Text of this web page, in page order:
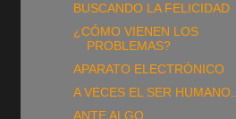
BUSCANDO LA FELICIDAD
¿CÓMO VIENEN LOS
PROBLEMAS?
APARATO ELECTRÓNICO
A VECES EL SER HUMANO...
ANTE ALGO